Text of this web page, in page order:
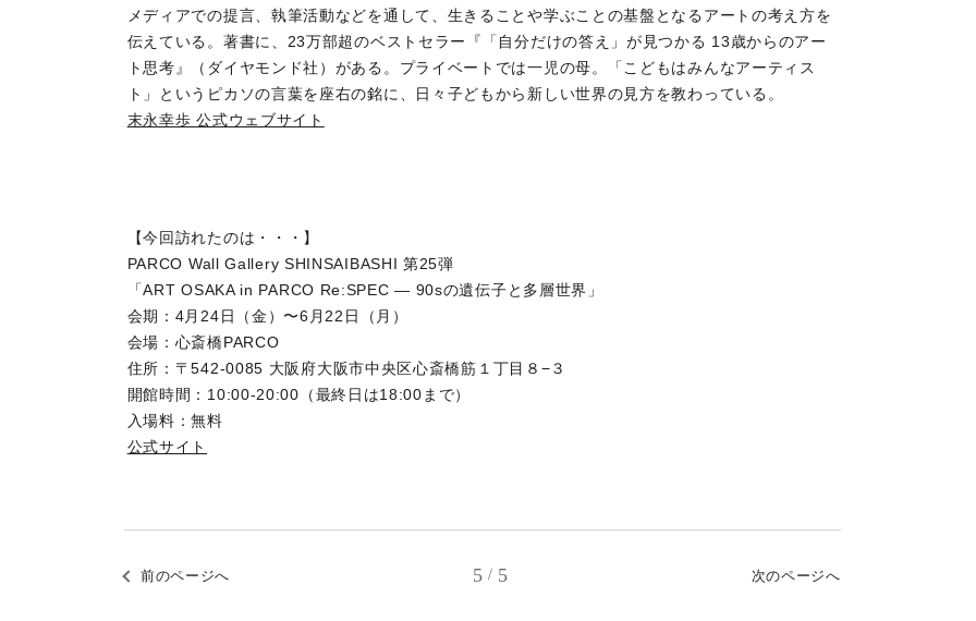
メディアでの提言、執筆活動などを通して、生きることや学ぶことの基盤となるアートの考え方を
伝えている。著書に、23万部超のベストセラー『「自分だけの答え」が見つかる 13歳からのアー
ト思考』（ダイヤモンド社）がある。プライベートでは一児の母。「こどもはみんなアーティス
ト」というピカソの言葉を座右の銘に、日々子どもから新しい世界の見方を教わっている。
末永幸歩 公式ウェブサイト
【今回訪れたのは・・・】
PARCO Wall Gallery SHINSAIBASHI 第25弾
「ART OSAKA in PARCO Re:SPEC — 90sの遺伝子と多層世界」
会期：4月24日（金）〜6月22日（月）
会場：心斎橋PARCO
住所：〒542-0085 大阪府大阪市中央区心斎橋筋１丁目８−３
開館時間：10:00-20:00（最終日は18:00まで）
入場料：無料
公式サイト
前のページへ 5 / 5 次のページへ